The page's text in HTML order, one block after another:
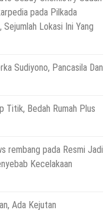
pada Pilkada
Lokasi Ini Yang
Sudiyono, Pancasila Dan
Titik, Bedah Rumah Plus
rembang pada Resmi Jadi
Kecelakaan
Ada Kejutan